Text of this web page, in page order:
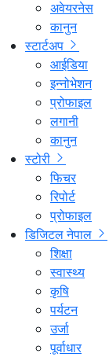
अवेयरनेस
कानुन
स्टार्टअप
आईडिया
इन्नोभेशन
प्रोफाइल
लगानी
कानुन
स्टोरी
फिचर
रिपोर्ट
प्रोफाइल
डिजिटल नेपाल
शिक्षा
स्वास्थ्य
कृषि
पर्यटन
उर्जा
पूर्वाधार